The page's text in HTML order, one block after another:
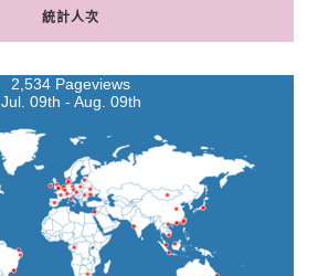
統計人次
2,534 Pageviews
Jul. 09th - Aug. 09th